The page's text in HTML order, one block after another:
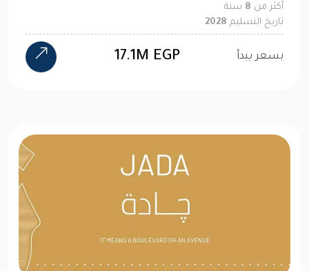
أكثر من 8 سنة
تاريخ التسليم 2028
بسعر يبدأ 17.1M EGP